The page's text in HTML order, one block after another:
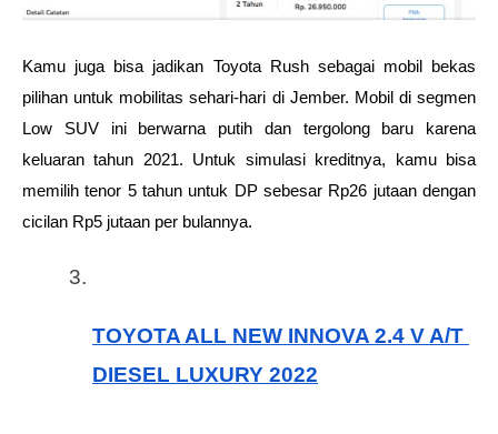
Kamu juga bisa jadikan Toyota Rush sebagai mobil bekas
pilihan untuk mobilitas sehari-hari di Jember. Mobil di segmen
Low SUV ini berwarna putih dan tergolong baru karena
keluaran tahun 2021. Untuk simulasi kreditnya, kamu bisa
memilih tenor 5 tahun untuk DP sebesar Rp26 jutaan dengan
cicilan Rp5 jutaan per bulannya.
TOYOTA ALL NEW INNOVA 2.4 V A/T
DIESEL LUXURY 2022